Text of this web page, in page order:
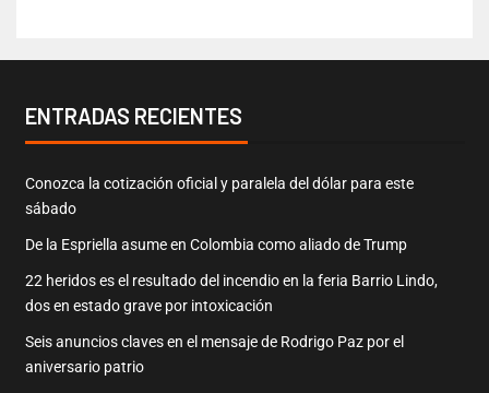
ENTRADAS RECIENTES
Conozca la cotización oficial y paralela del dólar para este
sábado
De la Espriella asume en Colombia como aliado de Trump
22 heridos es el resultado del incendio en la feria Barrio Lindo,
dos en estado grave por intoxicación
Seis anuncios claves en el mensaje de Rodrigo Paz por el
aniversario patrio